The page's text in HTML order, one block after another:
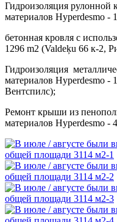
Гидроизоляция рулонной
материалов Hyperdesmo -
бетонная кровля с
1296 m2 (Valdeķu 66 к-2,
Гидроизоляция
материалов Hyperdesmo -
Вентспилс);
Ремонт крыши из
материалов Hyperdesmo -